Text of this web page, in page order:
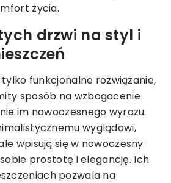
życia.
drzwi na styl i
funkcjonalne rozwiązanie,
sposób na wzbogacenie
im nowoczesnego wyrazu.
wyglądowi,
wpisują się w nowoczesny
prostotę i elegancję. Ich
pozwala na